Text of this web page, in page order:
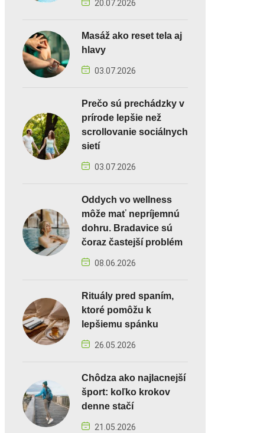
20.07.2026
Masáž ako reset tela aj
hlavy
03.07.2026
Prečo sú prechádzky v
prírode lepšie než
scrollovanie sociálnych
sietí
03.07.2026
Oddych vo wellness
môže mať nepríjemnú
dohru. Bradavice sú
čoraz častejší problém
08.06.2026
Rituály pred spaním,
ktoré pomôžu k
lepšiemu spánku
26.05.2026
Chôdza ako najlacnejší
šport: koľko krokov
denne stačí
21.05.2026